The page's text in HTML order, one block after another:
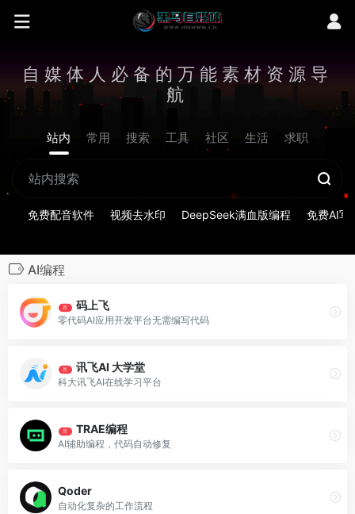
自媒体人必备的万能素材资源导
航
站内 常用 搜索 工具 社区 生活 求职
免费配音软件 视频去水印 DeepSeek满血版编程 免费AI写
AI编程
荐 码上飞
零代码AI应用开发平台无需编写代码
荐 讯飞AI 大学堂
科大讯飞AI在线学习平台
荐 TRAE编程
AI辅助编程，代码自动修复
Qoder
自动化复杂的工作流程